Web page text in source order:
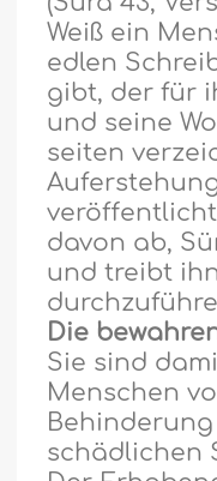
Weiß ein
edlen
gibt, der für
und seine
seiten
verö
davon ab,
und treibt
Die
Sie sind
Menschen
schädlichen